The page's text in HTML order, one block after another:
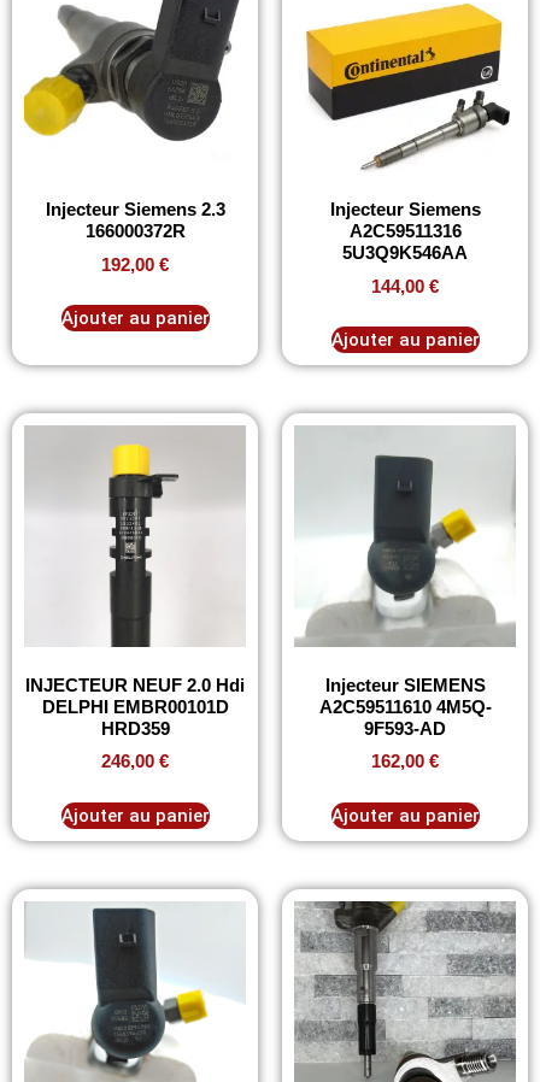
Injecteur Siemens 2.3
166000372R
192,00 €
Ajouter au panier
Injecteur Siemens
A2C59511316
5U3Q9K546AA
144,00 €
Ajouter au panier
INJECTEUR NEUF 2.0 Hdi
DELPHI EMBR00101D
HRD359
246,00 €
Ajouter au panier
Injecteur SIEMENS
A2C59511610 4M5Q-
9F593-AD
162,00 €
Ajouter au panier